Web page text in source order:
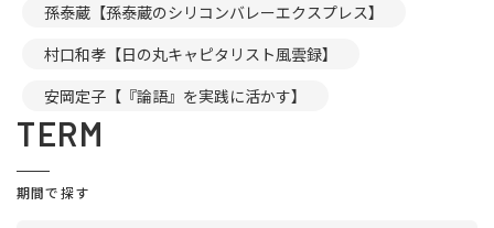
孫泰蔵【孫泰蔵のシリコンバレーエクスプレス】
村口和孝【日の丸キャピタリスト風雲録】
安岡定子【『論語』を実践に活かす】
TERM
期間で探す